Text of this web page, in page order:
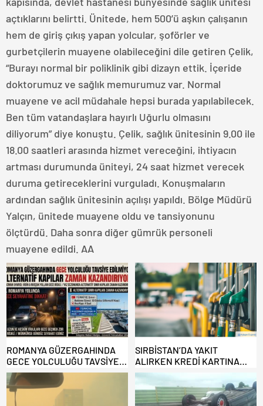
açtıklarını belirtti. Ünitede, hem 500’ü aşkın çalışanın
hem de giriş çıkış yapan yolcular, şoförler ve
gurbetçilerin muayene olabileceğini dile getiren Çelik,
“Burayı normal bir poliklinik gibi dizayn ettik. İçeride
doktorumuz ve sağlık memurumuz var. Normal
muayene ve acil müdahale hepsi burada yapılabilecek.
Ben tüm vatandaşlara hayırlı Uğurlu olmasını
diliyorum” diye konuştu. Çelik, sağlık ünitesinin 9.00 ile
18.00 saatleri arasında hizmet vereceğini, ihtiyacın
artması durumunda üniteyi, 24 saat hizmet verecek
duruma getireceklerini vurguladı. Konuşmaların
ardından sağlık ünitesinin açılışı yapıldı. Bölge Müdürü
Yalçın, ünitede muayene oldu ve tansiyonunu
ölçtürdü. Daha sonra diğer gümrük personeli
muayene edildi. AA
ROMANYA GÜZERGAHINDA
GECE YOLCULUĞU TAVSİYE
EDİLMİYOR: ALTERNATİF
KAPILAR ZAMAN
KAZANDIRIYOR!
SIRBİSTAN’DA YAKIT
ALIRKEN KREDİ KARTINA
DİKKAT: MAĞDUR OLMAYIN!